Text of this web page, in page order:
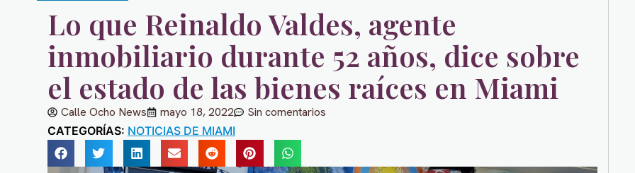
Lo que Reinaldo Valdes, agente
inmobiliario durante 52 años, dice sobre
el estado de las bienes raíces en Miami
Calle Ocho News mayo 18, 2022 Sin comentarios
CATEGORÍAS: NOTICIAS DE MIAMI